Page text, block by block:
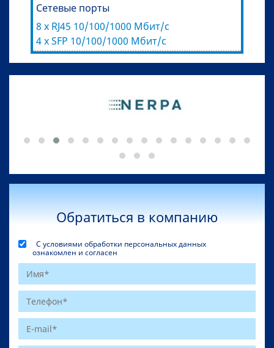
Сетевые порты
8 x RJ45 10/100/1000 Мбит/с
4 x SFP 10/100/1000 Мбит/с
Обратиться в компанию
С условиями обработки персональных данных
ознакомлен и согласен